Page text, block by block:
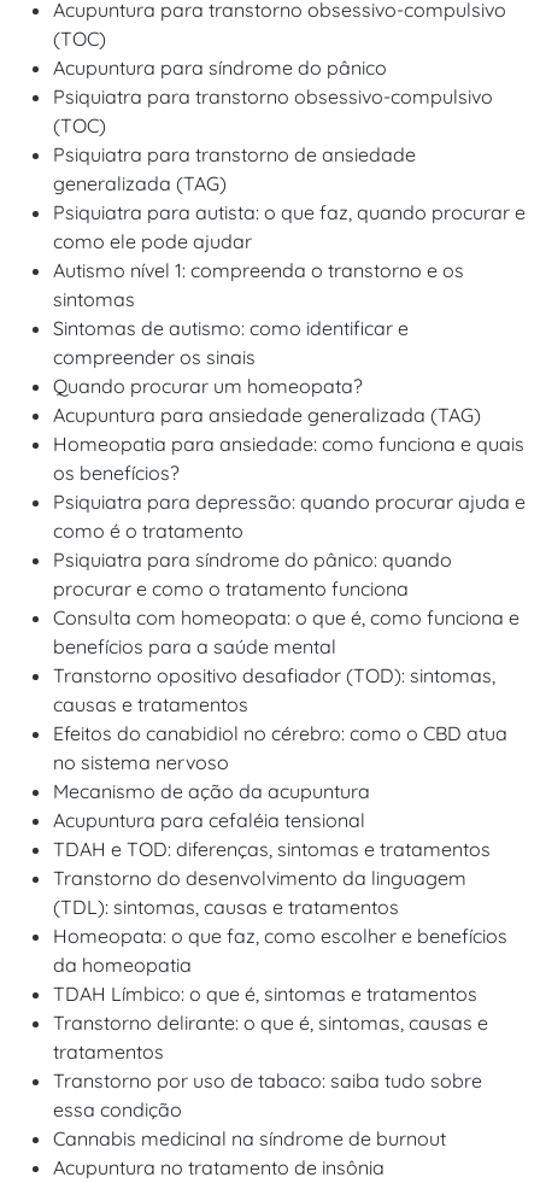
Acupuntura para transtorno obsessivo-compulsivo
(TOC)
Acupuntura para síndrome do pânico
Psiquiatra para transtorno obsessivo-compulsivo
(TOC)
Psiquiatra para transtorno de ansiedade
generalizada (TAG)
Psiquiatra para autista: o que faz, quando procurar e
como ele pode ajudar
Autismo nível 1: compreenda o transtorno e os
sintomas
Sintomas de autismo: como identificar e
compreender os sinais
Quando procurar um homeopata?
Acupuntura para ansiedade generalizada (TAG)
Homeopatia para ansiedade: como funciona e quais
os benefícios?
Psiquiatra para depressão: quando procurar ajuda e
como é o tratamento
Psiquiatra para síndrome do pânico: quando
procurar e como o tratamento funciona
Consulta com homeopata: o que é, como funciona e
benefícios para a saúde mental
Transtorno opositivo desafiador (TOD): sintomas,
causas e tratamentos
Efeitos do canabidiol no cérebro: como o CBD atua
no sistema nervoso
Mecanismo de ação da acupuntura
Acupuntura para cefaléia tensional
TDAH e TOD: diferenças, sintomas e tratamentos
Transtorno do desenvolvimento da linguagem
(TDL): sintomas, causas e tratamentos
Homeopata: o que faz, como escolher e benefícios
da homeopatia
TDAH Límbico: o que é, sintomas e tratamentos
Transtorno delirante: o que é, sintomas, causas e
tratamentos
Transtorno por uso de tabaco: saiba tudo sobre
essa condição
Cannabis medicinal na síndrome de burnout
Acupuntura no tratamento de insônia